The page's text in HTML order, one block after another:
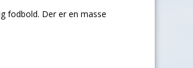
fodbold. Der er en masse